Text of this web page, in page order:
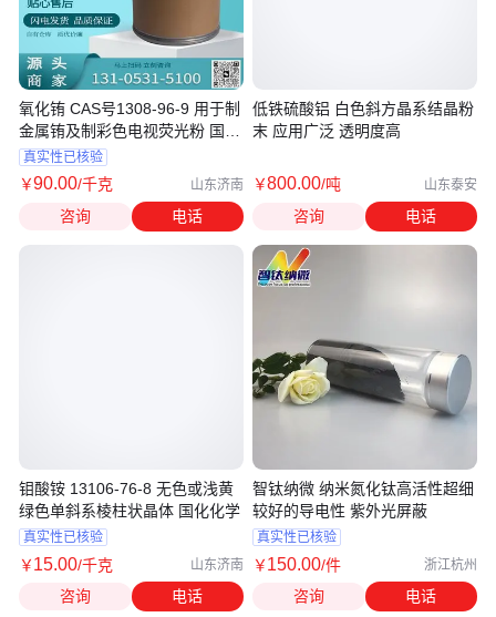
氧化铕 CAS号1308-96-9 用于制
金属铕及制彩色电视荧光粉 国化
化学
真实性已核验
￥90.00/千克 山东济南
咨询 电话
钼酸铵 13106-76-8 无色或浅黄
绿色单斜系棱柱状晶体 国化化学
真实性已核验
￥15.00/千克 山东济南
咨询 电话
低铁硫酸铝 白色斜方晶系结晶粉
末 应用广泛 透明度高
￥800.00/吨 山东泰安
咨询 电话
智钛纳微 纳米氮化钛高活性超细
较好的导电性 紫外光屏蔽
真实性已核验
￥150.00/件 浙江杭州
咨询 电话